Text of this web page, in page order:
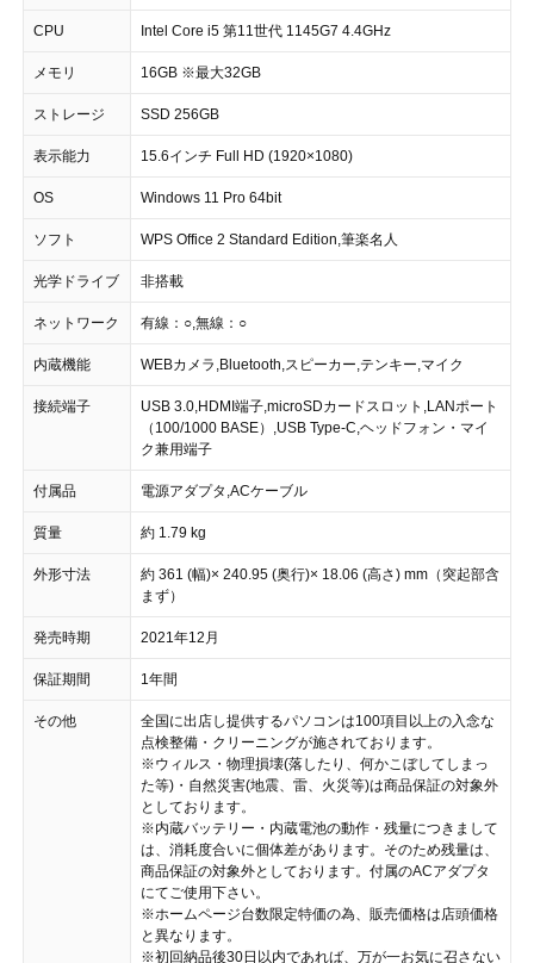
CPU Intel Core i5 第11世代 1145G7 4.4GHz
メモリ 16GB ※最大32GB
ストレージ SSD 256GB
表示能力 15.6インチ Full HD (1920×1080)
OS Windows 11 Pro 64bit
ソフト WPS Office 2 Standard Edition,筆楽名人
光学ドライブ 非搭載
ネットワーク 有線：○,無線：○
内蔵機能 WEBカメラ,Bluetooth,スピーカー,テンキー,マイク
接続端子
USB 3.0,HDMI端子,microSDカードスロット,LANポート
（100/1000 BASE）,USB Type-C,ヘッドフォン・マイ
ク兼用端子
付属品 電源アダプタ,ACケーブル
質量 約 1.79 kg
外形寸法
約 361 (幅)× 240.95 (奥行)× 18.06 (高さ) mm（突起部含
まず）
発売時期 2021年12月
保証期間 1年間
その他
全国に出店し提供するパソコンは100項目以上の入念な
点検整備・クリーニングが施されております。
※ウィルス・物理損壊(落したり、何かこぼしてしまっ
た等)・自然災害(地震、雷、火災等)は商品保証の対象外
としております。
※内蔵バッテリー・内蔵電池の動作・残量につきまして
は、消耗度合いに個体差があります。そのため残量は、
商品保証の対象外としております。付属のACアダプタ
にてご使用下さい。
※ホームページ台数限定特価の為、販売価格は店頭価格
と異なります。
※初回納品後30日以内であれば、万が一お気に召さない